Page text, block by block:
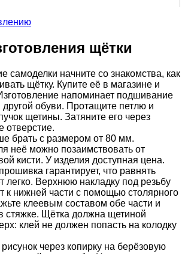
щётки
самоделки начните со знакомства, как
щётку. Купите её в магазине и
напоминает подшивание
другой обуви. Протащите петлю и
щетины. Затяните его через
отверстие.
брать с размером от 80 мм.
неё можно позаимствовать от
кисти. У изделия доступная цена.
гарантирует, что равнять
легко. Верхнюю накладку под резьбу
к нижней части с помощью столярного
клеевым составом обе части и
стяжке. Щётка должна щетиной
клей не должен попасть на колодку
через копирку на берёзовую